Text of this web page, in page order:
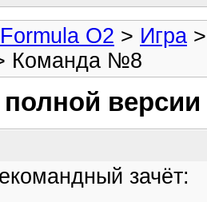
O2 > Игра
Команда №8
зачёт: